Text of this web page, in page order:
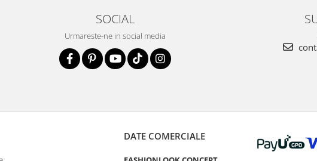
SOCIAL
Urmareste-ne in social media
DATE COMERCIALE